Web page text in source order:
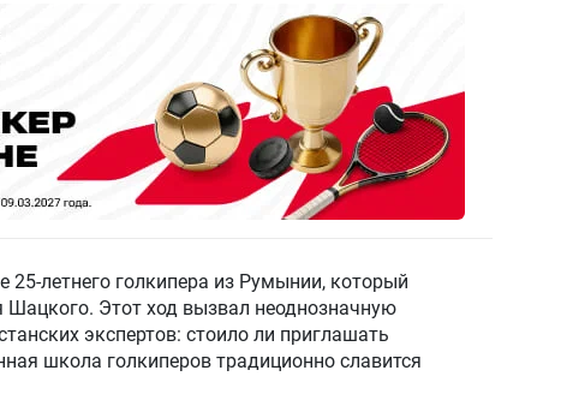
25-летнего голкипера из Румынии, который
Этот ход вызвал неоднозначную
экспертов: стоило ли приглашать
школа голкиперов традиционно славится